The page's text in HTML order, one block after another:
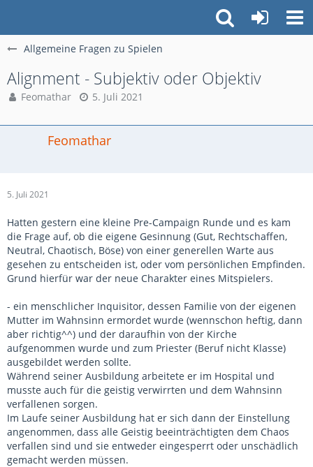
Allgemeine Fragen zu Spielen
Alignment - Subjektiv oder Objektiv
Feomathar 5. Juli 2021
Feomathar
5. Juli 2021
Hatten gestern eine kleine Pre-Campaign Runde und es kam
die Frage auf, ob die eigene Gesinnung (Gut, Rechtschaffen,
Neutral, Chaotisch, Böse) von einer generellen Warte aus
gesehen zu entscheiden ist, oder vom persönlichen Empfinden.
Grund hierfür war der neue Charakter eines Mitspielers.
- ein menschlicher Inquisitor, dessen Familie von der eigenen
Mutter im Wahnsinn ermordet wurde (wennschon heftig, dann
aber richtig^^) und der daraufhin von der Kirche
aufgenommen wurde und zum Priester (Beruf nicht Klasse)
ausgebildet werden sollte.
Während seiner Ausbildung arbeitete er im Hospital und
musste auch für die geistig verwirrten und dem Wahnsinn
verfallenen sorgen.
Im Laufe seiner Ausbildung hat er sich dann der Einstellung
angenommen, dass alle Geistig beeinträchtigten dem Chaos
verfallen sind und sie entweder eingesperrt oder unschädlich
gemacht werden müssen.